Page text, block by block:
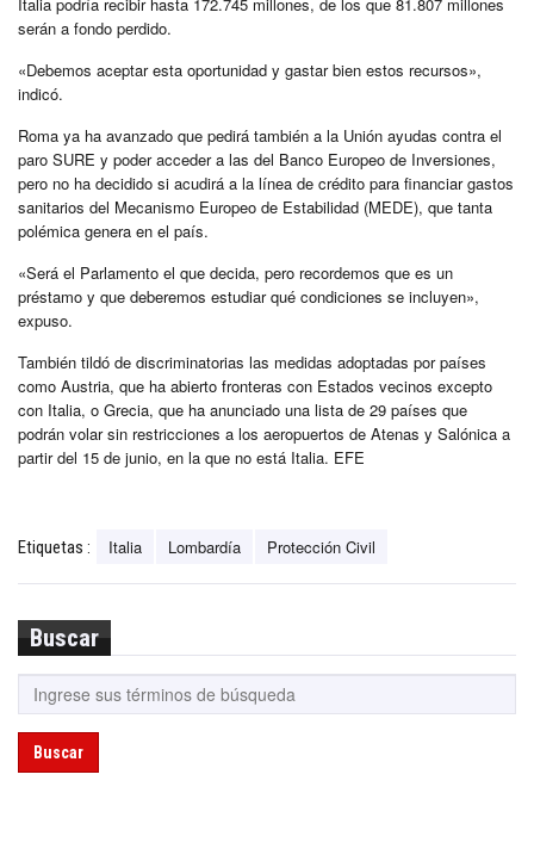
serán a fondo perdido.
«Debemos aceptar esta oportunidad y gastar bien estos recursos»,
indicó.
Roma ya ha avanzado que pedirá también a la Unión ayudas contra el
paro SURE y poder acceder a las del Banco Europeo de Inversiones,
pero no ha decidido si acudirá a la línea de crédito para financiar gastos
sanitarios del Mecanismo Europeo de Estabilidad (MEDE), que tanta
polémica genera en el país.
«Será el Parlamento el que decida, pero recordemos que es un
préstamo y que deberemos estudiar qué condiciones se incluyen»,
expuso.
También tildó de discriminatorias las medidas adoptadas por países
como Austria, que ha abierto fronteras con Estados vecinos excepto
con Italia, o Grecia, que ha anunciado una lista de 29 países que
podrán volar sin restricciones a los aeropuertos de Atenas y Salónica a
partir del 15 de junio, en la que no está Italia. EFE
Etiquetas : Italia Lombardía Protección Civil
Buscar
Buscar